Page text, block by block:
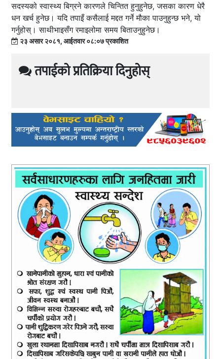
सदस्यको स्वास्थ्य बिग्रने कारणले चिन्तित हुनुहुनेछ, जसका कारण धेरै
धन खर्च हुनेछ। यदि तपाइँ कसैलाई मद्दत गर्ने मौका पाउनुहुन्छ भने, यो
गर्नुहोस्। साथीभाइसँग रमाइलोमा समय बिताउनुहुनेछ।
२३ असार २०८१, आईतवार ०८:०७ प्रकाशित
तपाईको प्रतिक्रिया दिनुहोस्